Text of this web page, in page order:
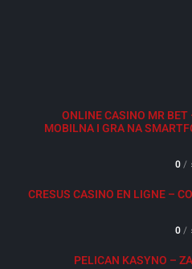
ONLINE CASINO MR
MOBILNA I GRA NA
0
CRESUS CASINO EN LIGNE –
0
PELICAN KASYNO –